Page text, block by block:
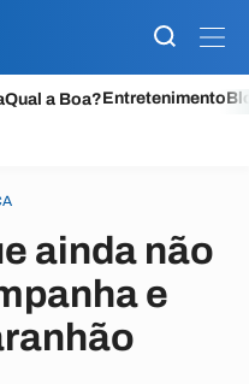
Qual a Boa?Entretenimento
ainda não
e